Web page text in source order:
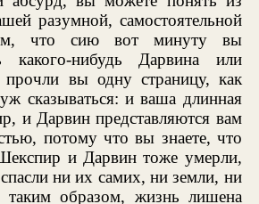
разумной, самостоятельной
что сию вот минуту вы
какого-нибудь Дарвина или
вы одну страницу, как
сказываться: и ваша длинная
и Дарвин представляются вам
потому что вы знаете, что
и Дарвин тоже умерли,
ни их самих, ни земли, ни
таким образом, жизнь лишена